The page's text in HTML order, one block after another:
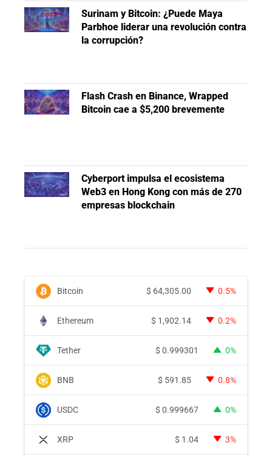
Surinam y Bitcoin: ¿Puede Maya
Parbhoe liderar una revolución contra
la corrupción?
Flash Crash en Binance, Wrapped
Bitcoin cae a $5,200 brevemente
Cyberport impulsa el ecosistema
Web3 en Hong Kong con más de 270
empresas blockchain
Bitcoin $ 64,305.00 0.5%
Ethereum $ 1,902.14 0.2%
Tether $ 0.999301 0%
BNB $ 591.85 0.8%
USDC $ 0.999667 0%
XRP $ 1.04 3%